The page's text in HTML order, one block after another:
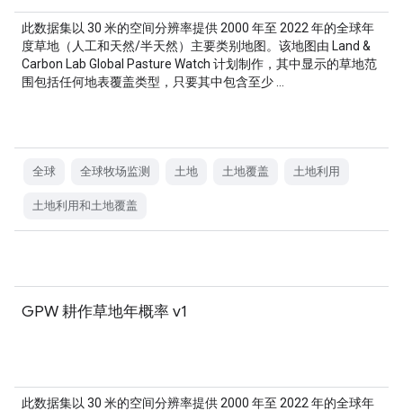
此数据集以 30 米的空间分辨率提供 2000 年至 2022 年的全球年
度草地（人工和天然/半天然）主要类别地图。该地图由 Land &
Carbon Lab Global Pasture Watch 计划制作，其中显示的草地范
围包括任何地表覆盖类型，只要其中包含至少 …
全球 全球牧场监测 土地 土地覆盖 土地利用
土地利用和土地覆盖
GPW 耕作草地年概率 v1
此数据集以 30 米的空间分辨率提供 2000 年至 2022 年的全球年